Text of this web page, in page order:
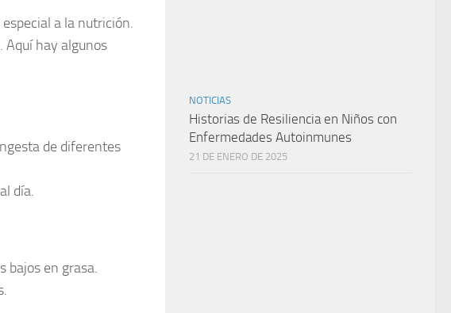
a la nutrición.
Aquí hay algunos
de diferentes
día.
bajos en grasa.
NOTICIAS
Historias de Resiliencia en Niños con
Enfermedades Autoinmunes
21 DE ENERO DE 2025